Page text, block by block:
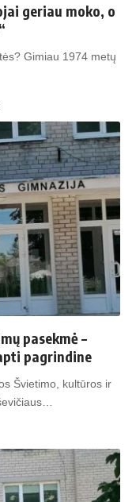
geriau moko, o
Gimiau 1974 metų
pa­sek­mė –
pa­grin­di­ne
Švietimo, kultūros ir